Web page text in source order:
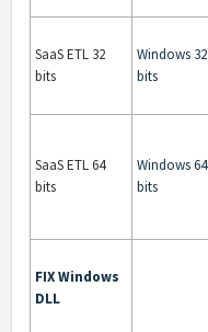
SaaS ETL 32
bits
Windows 32
bits
SaaS ETL 64
bits
Windows 64
bits
FIX Windows
DLL